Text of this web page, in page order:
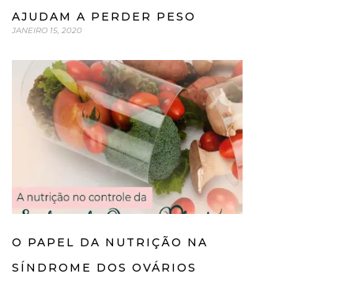
AJUDAM A PERDER PESO
JANEIRO 15, 2020
O PAPEL DA NUTRIÇÃO NA
SÍNDROME DOS OVÁRIOS